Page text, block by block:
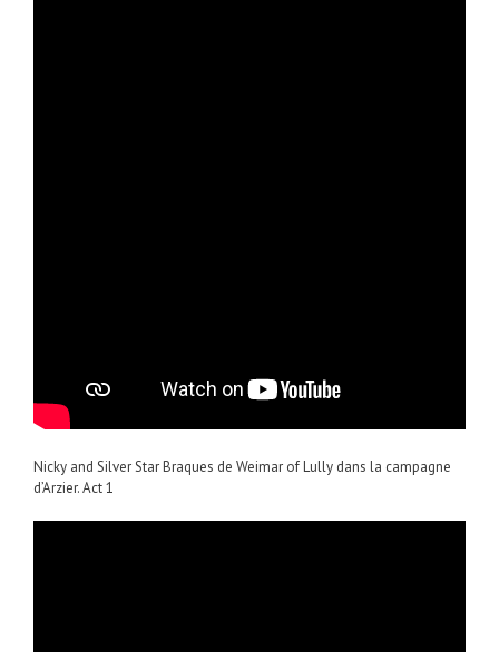
Nicky and Silver Star Braques de Weimar of Lully dans la campagne
d’Arzier. Act 1